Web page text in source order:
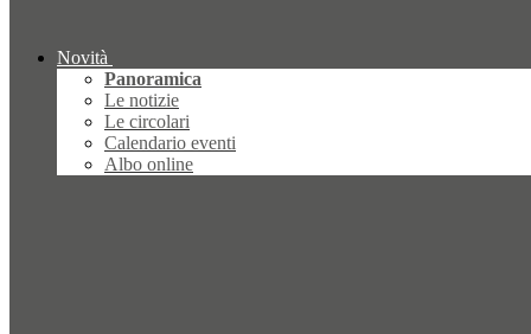
Novità
Panoramica
Le notizie
Le circolari
Calendario eventi
Albo online